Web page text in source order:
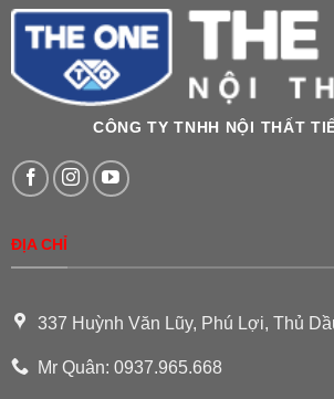
CÔNG TY TNHH NỘI THẤT
ĐỊA CHỈ
337 Huỳnh Văn Lũy, Phú Lợi, Thủ
Mr Quân: 0937.965.668